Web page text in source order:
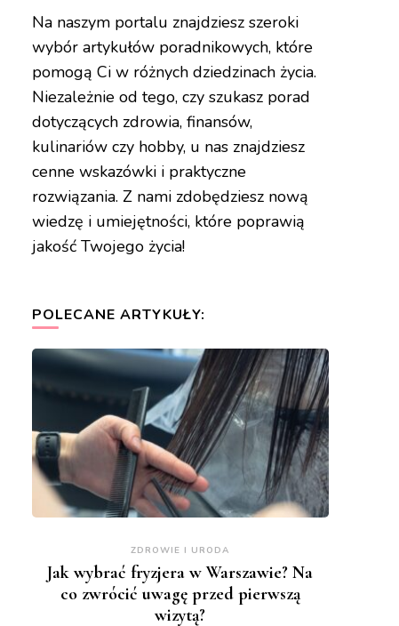
Na naszym portalu znajdziesz szeroki
wybór artykułów poradnikowych, które
pomogą Ci w różnych dziedzinach życia.
Niezależnie od tego, czy szukasz porad
dotyczących zdrowia, finansów,
kulinariów czy hobby, u nas znajdziesz
cenne wskazówki i praktyczne
rozwiązania. Z nami zdobędziesz nową
wiedzę i umiejętności, które poprawią
jakość Twojego życia!
POLECANE ARTYKUŁY:
ZDROWIE I URODA
Jak wybrać fryzjera w Warszawie? Na
co zwrócić uwagę przed pierwszą
wizytą?